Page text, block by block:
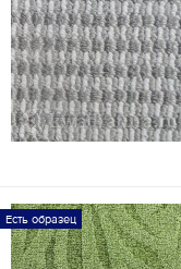
Есть образец